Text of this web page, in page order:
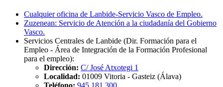
Cualquier oficina de Lanbide-Servicio Vasco de Empleo.
Zuzenean: Servicio de Atención a la ciudadanía del Gobierno
Vasco.
Servicios Centrales de Lanbide (Dir. Formación para el
Empleo - Área de Integración de la Formación Profesional
para el empleo):
Dirección: C/ José Atxotegi 1
Localidad: 01009 Vitoria - Gasteiz (Álava)
Teléfono: 945 181 300